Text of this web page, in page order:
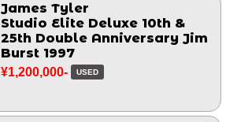
James Tyler
Studio Elite Deluxe 10th &
25th Double Anniversary Jim
Burst 1997
¥1,200,000- USED